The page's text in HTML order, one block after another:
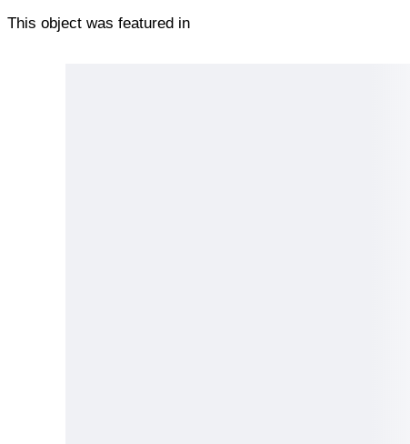
This object was featured in